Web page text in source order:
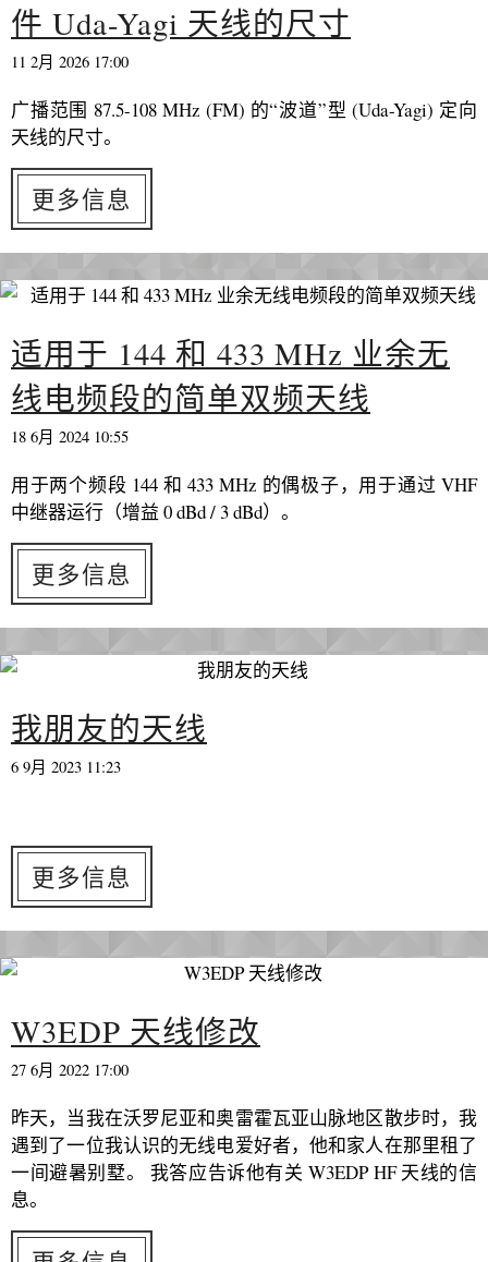
件 Uda-Yagi 天线的尺寸
11 2月 2026 17:00
广播范围 87.5-108 MHz (FM) 的“波道”型 (Uda-Yagi) 定向
天线的尺寸。
更多信息
适用于 144 和 433 MHz 业余无
线电频段的简单双频天线
18 6月 2024 10:55
用于两个频段 144 和 433 MHz 的偶极子，用于通过 VHF
中继器运行（增益 0 dBd / 3 dBd）。
更多信息
我朋友的天线
6 9月 2023 11:23
更多信息
W3EDP 天线修改
27 6月 2022 17:00
昨天，当我在沃罗尼亚和奥雷霍瓦亚山脉地区散步时，我
遇到了一位我认识的无线电爱好者，他和家人在那里租了
一间避暑别墅。 我答应告诉他有关 W3EDP HF 天线的信
息。